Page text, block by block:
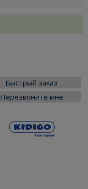
Быстрый заказ
Перезвоните мне